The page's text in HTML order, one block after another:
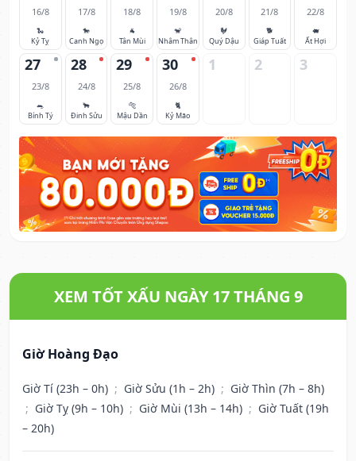
16/8
🐍
Kỷ Tỵ
17/8
🐎
Canh Ngọ
18/8
🐐
Tân Mùi
19/8
🐒
Nhâm Thân
20/8
🐓
Quý Dậu
21/8
🐕
Giáp Tuất
22/8
🐖
Ất Hợi
27
23/8
🐀
Bính Tý
28
24/8
🐂
Đinh Sửu
29
25/8
🐅
Mậu Dần
30
26/8
🐈
Kỷ Mão
1 2 3
XEM TỐT XẤU NGÀY 17 THÁNG 9
Giờ Hoàng Đạo
Giờ Tí (23h – 0h) ; Giờ Sửu (1h – 2h) ; Giờ Thìn (7h – 8h)
; Giờ Tỵ (9h – 10h) ; Giờ Mùi (13h – 14h) ; Giờ Tuất (19h
– 20h)